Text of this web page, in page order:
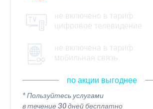
не включено в тариф
цифровое телевидение
не включена в тариф
мобильная связь
по акции выгоднее
* Пользуйтесь услугами
в течение 30 дней бесплатно